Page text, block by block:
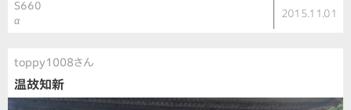
S660
α
2015.11.01
toppy1008さん
温故知新